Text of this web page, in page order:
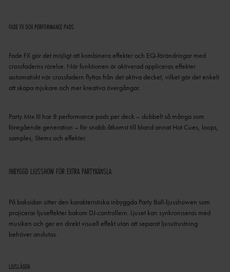
FADE FX OCH PERFORMANCE PADS
Fade FX gör det möjligt att kombinera effekter och EQ-förändringar med
crossfaderns rörelse. När funktionen är aktiverad appliceras effekter
automatiskt när crossfadern flyttas från det aktiva decket, vilket gör det enkelt
att skapa mjukare och mer kreativa övergångar.
Party Mix III har 8 performance pads per deck – dubbelt så många som
föregående generation – för snabb åtkomst till bland annat Hot Cues, loops,
samples, Stems och effekter.
INBYGGD LJUSSHOW FÖR EXTRA PARTYKÄNSLA
På baksidan sitter den karakteristiska inbyggda Party Ball-ljusshowen som
projicerar ljuseffekter bakom DJ-controllern. Ljuset kan synkroniseras med
musiken och ger en direkt visuell effekt utan att separat ljusutrustning
behöver anslutas.
LJUSLÄGEN